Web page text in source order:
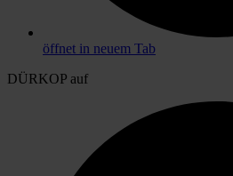
öffnet in neuem Tab
DÜRKOP auf